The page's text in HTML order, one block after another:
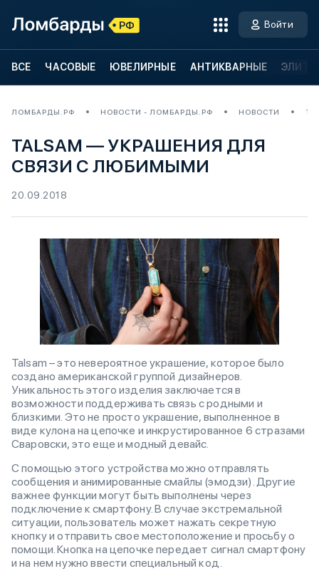
Войти
ВСЕ ЧАСОВЫЕ ЮВЕЛИРНЫЕ АНТИКВАРНЫЕ
ЛОМБАРДЫ.РФ НОВОСТИ - ЛОМБАРДЫ.РФ НОВОСТИ
TALSAM — УКРАШЕНИЯ ДЛЯ
СВЯЗИ С ЛЮБИМЫМИ
20.09.2018
Talsam – это невероятное украшение, которое было
создано американской группой дизайнеров.
Уникальность этого изделия заключается в
возможности поддерживать связь с родными и
близкими. Это не просто украшение, выполненное в
виде кулона на цепочке и инкрустированное 6 стразами
Сваровски, это еще и модный девайс.
С помощью этого устройства можно отправлять
сообщения и анимированные смайлы (эмодзи). Другие
важнее функции могут быть выполнены через
подключение к смартфону. В случае экстремальной
ситуации, пользователь может нажать секретную
кнопку и отправить свое местоположение и просьбу о
помощи. Кнопка на цепочке передает сигнал смартфону
и на нем нужно ввести специальный код.